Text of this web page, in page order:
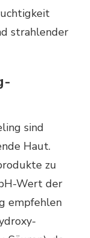
strahlender
sind
Haut.
zu
Wert der
empfehlen